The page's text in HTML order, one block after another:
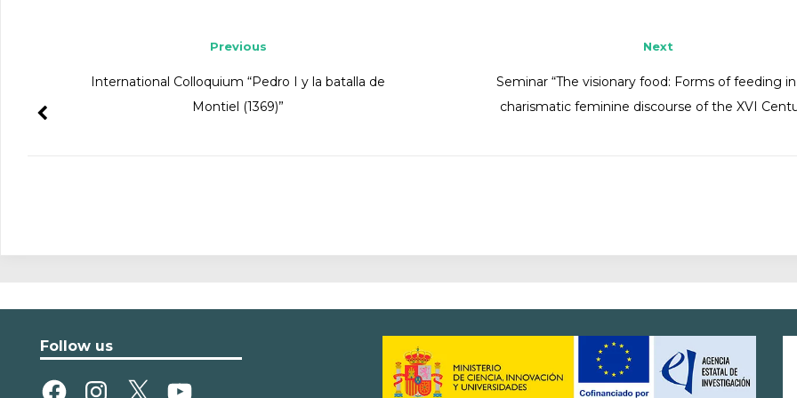
Next
Seminar “The visionary food: Forms of feeding
charismatic feminine discourse of the XVI
Previous
International Colloquium “Pedro I y la batalla de
Montiel (1369)”
Follow us
FacebookInstagram
X YouTube